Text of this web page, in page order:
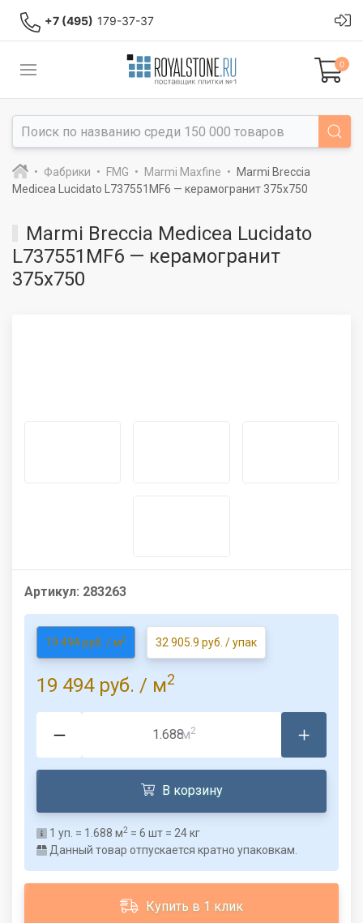
+7 (495) 179-37-37
0
Фабрики FMG Marmi Maxfine
Marmi Breccia
Medicea Lucidato L737551MF6 — керамогранит 375x750
Marmi Breccia Medicea Lucidato
L737551MF6 — керамогранит
375x750
Артикул: 283263
19 494 руб. / м2 32 905.9 руб. / упак
19 494 руб. / м2
м2
В корзину
1 уп. = 1.688 м2 = 6 шт = 24кг
Данный товар отпускается кратно упаковкам.
Купить в 1 клик